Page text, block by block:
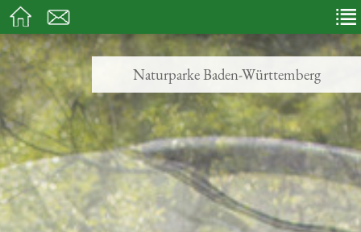
Naturparke Baden-Württemberg